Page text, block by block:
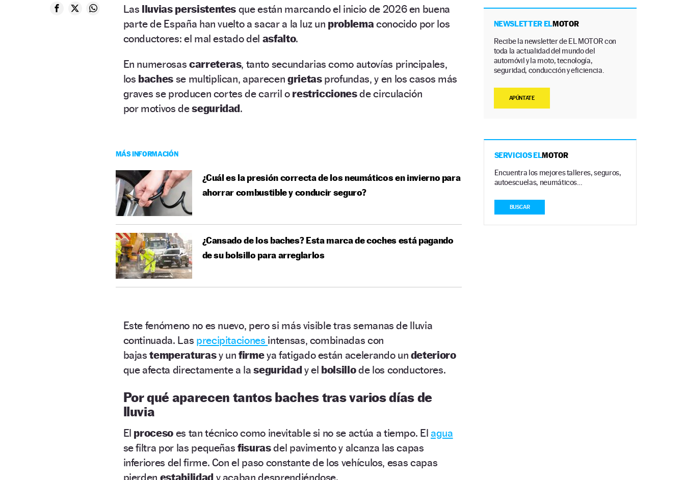
Las lluvias persistentes que están marcando el inicio de 2026 en buena
parte de España han vuelto a sacar a la luz un problema conocido por los
conductores: el mal estado del asfalto.
En numerosas carreteras, tanto secundarias como autovías principales,
los baches se multiplican, aparecen grietas profundas, y en los casos más
graves se producen cortes de carril o restriccionesde circulación
por motivos deseguridad.
MÁS INFORMACIÓN
¿Cuál es la presión correcta de los neumáticos en invierno para
ahorrar combustible y conducir seguro?
¿Cansado de los baches? Esta marca de coches está pagando
de su bolsillo para arreglarlos
Este fenómeno no es nuevo, pero si más visible tras semanas de lluvia
continuada. Las precipitaciones intensas, combinadas con
bajastemperaturasy unfirmeya fatigado están acelerando un deterioro
que afecta directamente a laseguridady el bolsillode los conductores.
Por qué aparecen tantos baches tras varios días de
lluvia
El proceso es tan técnico como inevitable si no se actúa a tiempo. Elagua
se filtra por las pequeñasfisurasdel pavimento y alcanza las capas
inferiores del firme. Con el paso constante de los vehículos, esas capas
pierden estabilidad y acaban desprendiéndose.
NEWSLETTER ELMOTOR
Recibe la newsletter de EL MOTOR con
toda la actualidad del mundo del
automóvil y la moto, tecnología,
seguridad, conducción y eficiencia.
APÚNTATE
SERVICIOS ELMOTOR
Encuentra los mejores talleres, seguros,
autoescuelas, neumáticos…
BUSCAR